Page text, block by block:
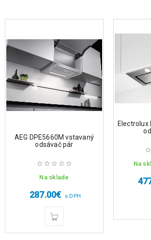
AEG DPE5660M vstavaný
odsávač pár
Na sklade
287.00€ s DPH
Electrolux
Na